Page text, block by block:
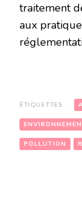
traitement
aux
ÉTIQUETTES :
POLLUTION